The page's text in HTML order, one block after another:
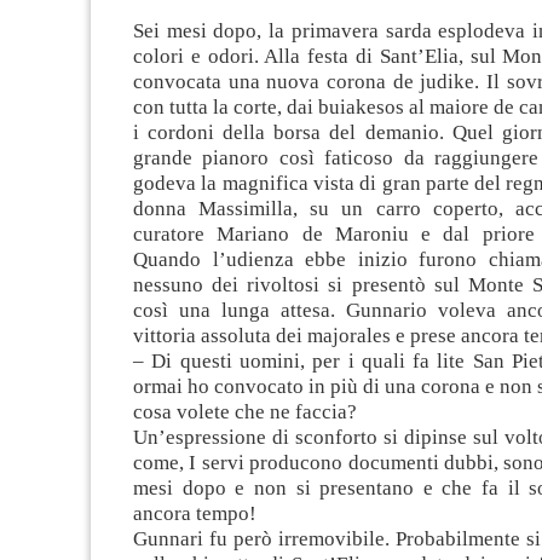
Sei mesi dopo, la primavera sarda
colori e odori. Alla festa di Sant’Elia, sul
convocata una nuova corona de judike. Il
con tutta la corte, dai buiakesos al maiore de
i cordoni della borsa del demanio. Quel
grande pianoro così faticoso da
godeva la magnifica vista di gran parte del
donna Massimilla, su un carro coperto,
curatore Mariano de Maroniu e dal priore
Quando l’udienza ebbe inizio furono
nessuno dei rivoltosi si presentò sul Monte
così una lunga attesa. Gunnario voleva
vittoria assoluta dei majorales e prese ancora
– Di questi uomini, per i quali fa lite San
ormai ho convocato in più di una corona e non
cosa volete che ne faccia?
Un’espressione di sconforto si dipinse sul
come, I servi producono documenti dubbi,
mesi dopo e non si presentano e che fa il
ancora tempo!
Gunnari fu però irremovibile. Probabilmente